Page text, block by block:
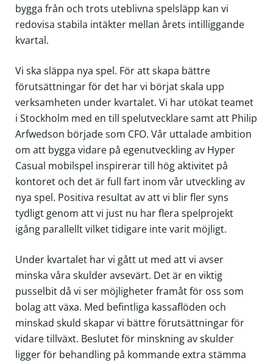
bygga från och trots uteblivna spelsläpp kan vi
redovisa stabila intäkter mellan årets intilliggande
kvartal.
Vi ska släppa nya spel. För att skapa bättre
förutsättningar för det har vi börjat skala upp
verksamheten under kvartalet. Vi har utökat teamet
i Stockholm med en till spelutvecklare samt att Philip
Arfwedson började som CFO. Vår uttalade ambition
om att bygga vidare på egenutveckling av Hyper
Casual mobilspel inspirerar till hög aktivitet på
kontoret och det är full fart inom vår utveckling av
nya spel. Positiva resultat av att vi blir fler syns
tydligt genom att vi just nu har flera spelprojekt
igång parallellt vilket tidigare inte varit möjligt.
Under kvartalet har vi gått ut med att vi avser
minska våra skulder avsevärt. Det är en viktig
pusselbit då vi ser möjligheter framåt för oss som
bolag att växa. Med befintliga kassaflöden och
minskad skuld skapar vi bättre förutsättningar för
vidare tillväxt. Beslutet för minskning av skulder
ligger för behandling på kommande extra stämma